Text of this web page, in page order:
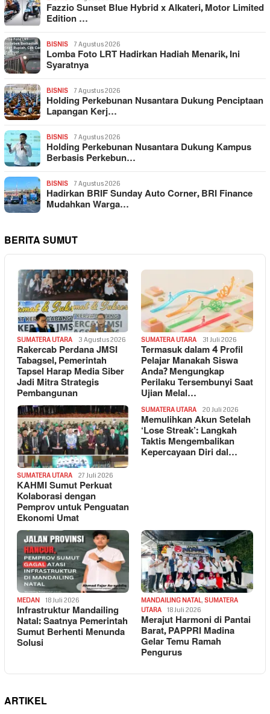
Fazzio Sunset Blue Hybrid x Alkateri, Motor Limited
Edition …
BISNIS 7 Agustus 2026
Lomba Foto LRT Hadirkan Hadiah Menarik, Ini
Syaratnya
BISNIS 7 Agustus 2026
Holding Perkebunan Nusantara Dukung Penciptaan
Lapangan Kerj…
BISNIS 7 Agustus 2026
Holding Perkebunan Nusantara Dukung Kampus
Berbasis Perkebun…
BISNIS 7 Agustus 2026
Hadirkan BRIF Sunday Auto Corner, BRI Finance
Mudahkan Warga…
BERITA SUMUT
SUMATERA UTARA 3 Agustus 2026
Rakercab Perdana JMSI
Tabagsel, Pemerintah
Tapsel Harap Media Siber
Jadi Mitra Strategis
Pembangunan
SUMATERA UTARA 31 Juli 2026
Termasuk dalam 4 Profil
Pelajar Manakah Siswa
Anda? Mengungkap
Perilaku Tersembunyi Saat
Ujian Melal…
SUMATERA UTARA 27 Juli 2026
KAHMI Sumut Perkuat
Kolaborasi dengan
Pemprov untuk Penguatan
Ekonomi Umat
SUMATERA UTARA 20 Juli 2026
Memulihkan Akun Setelah
‘Lose Streak’: Langkah
Taktis Mengembalikan
Kepercayaan Diri dal…
MEDAN 18 Juli 2026
Infrastruktur Mandailing
Natal: Saatnya Pemerintah
Sumut Berhenti Menunda
Solusi
MANDAILING NATAL, SUMATERA
UTARA
18 Juli 2026
Merajut Harmoni di Pantai
Barat, PAPPRI Madina
Gelar Temu Ramah
Pengurus
ARTIKEL